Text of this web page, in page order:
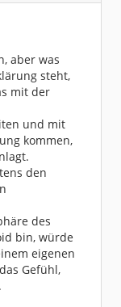
aber was
steht,
mit der
und mit
kommen,
den
des
bin, würde
eigenen
Gefühl,